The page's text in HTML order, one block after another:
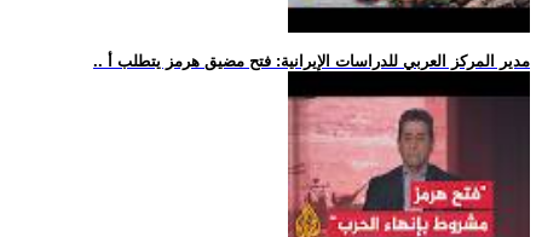
.. مدير المركز العربي للدراسات الإيرانية: فتح مضيق هرمز يتطلب أ